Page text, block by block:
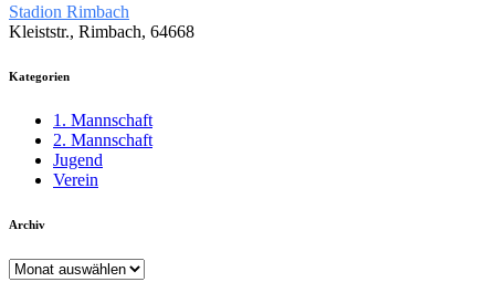
Stadion Rimbach
Kleiststr., Rimbach, 64668
Kategorien
1. Mannschaft
2. Mannschaft
Jugend
Verein
Archiv
Archiv